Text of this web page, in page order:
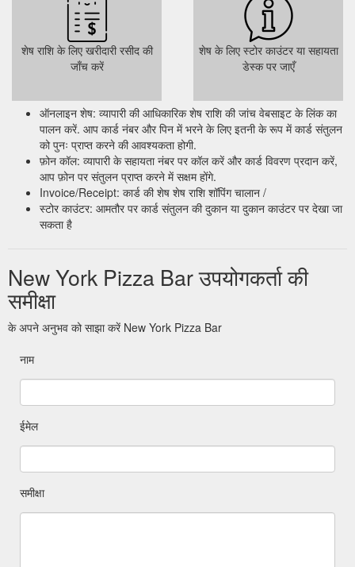
शेष राशि के लिए खरीदारी रसीद की
जाँच करें
शेष के लिए स्टोर काउंटर या सहायता
डेस्क पर जाएँ
ऑनलाइन शेष: व्यापारी की आधिकारिक शेष राशि की जांच वेबसाइट के लिंक का
पालन करें. आप कार्ड नंबर और पिन में भरने के लिए इतनी के रूप में कार्ड संतुलन
को पुनः प्राप्त करने की आवश्यकता होगी.
फ़ोन कॉल: व्यापारी के सहायता नंबर पर कॉल करें और कार्ड विवरण प्रदान करें,
आप फ़ोन पर संतुलन प्राप्त करने में सक्षम होंगे.
Invoice/Receipt: कार्ड की शेष शेष राशि शॉपिंग चालान /
स्टोर काउंटर: आमतौर पर कार्ड संतुलन की दुकान या दुकान काउंटर पर देखा जा
सकता है
New York Pizza Bar उपयोगकर्ता की
समीक्षा
के अपने अनुभव को साझा करें New York Pizza Bar
नाम
ईमेल
समीक्षा